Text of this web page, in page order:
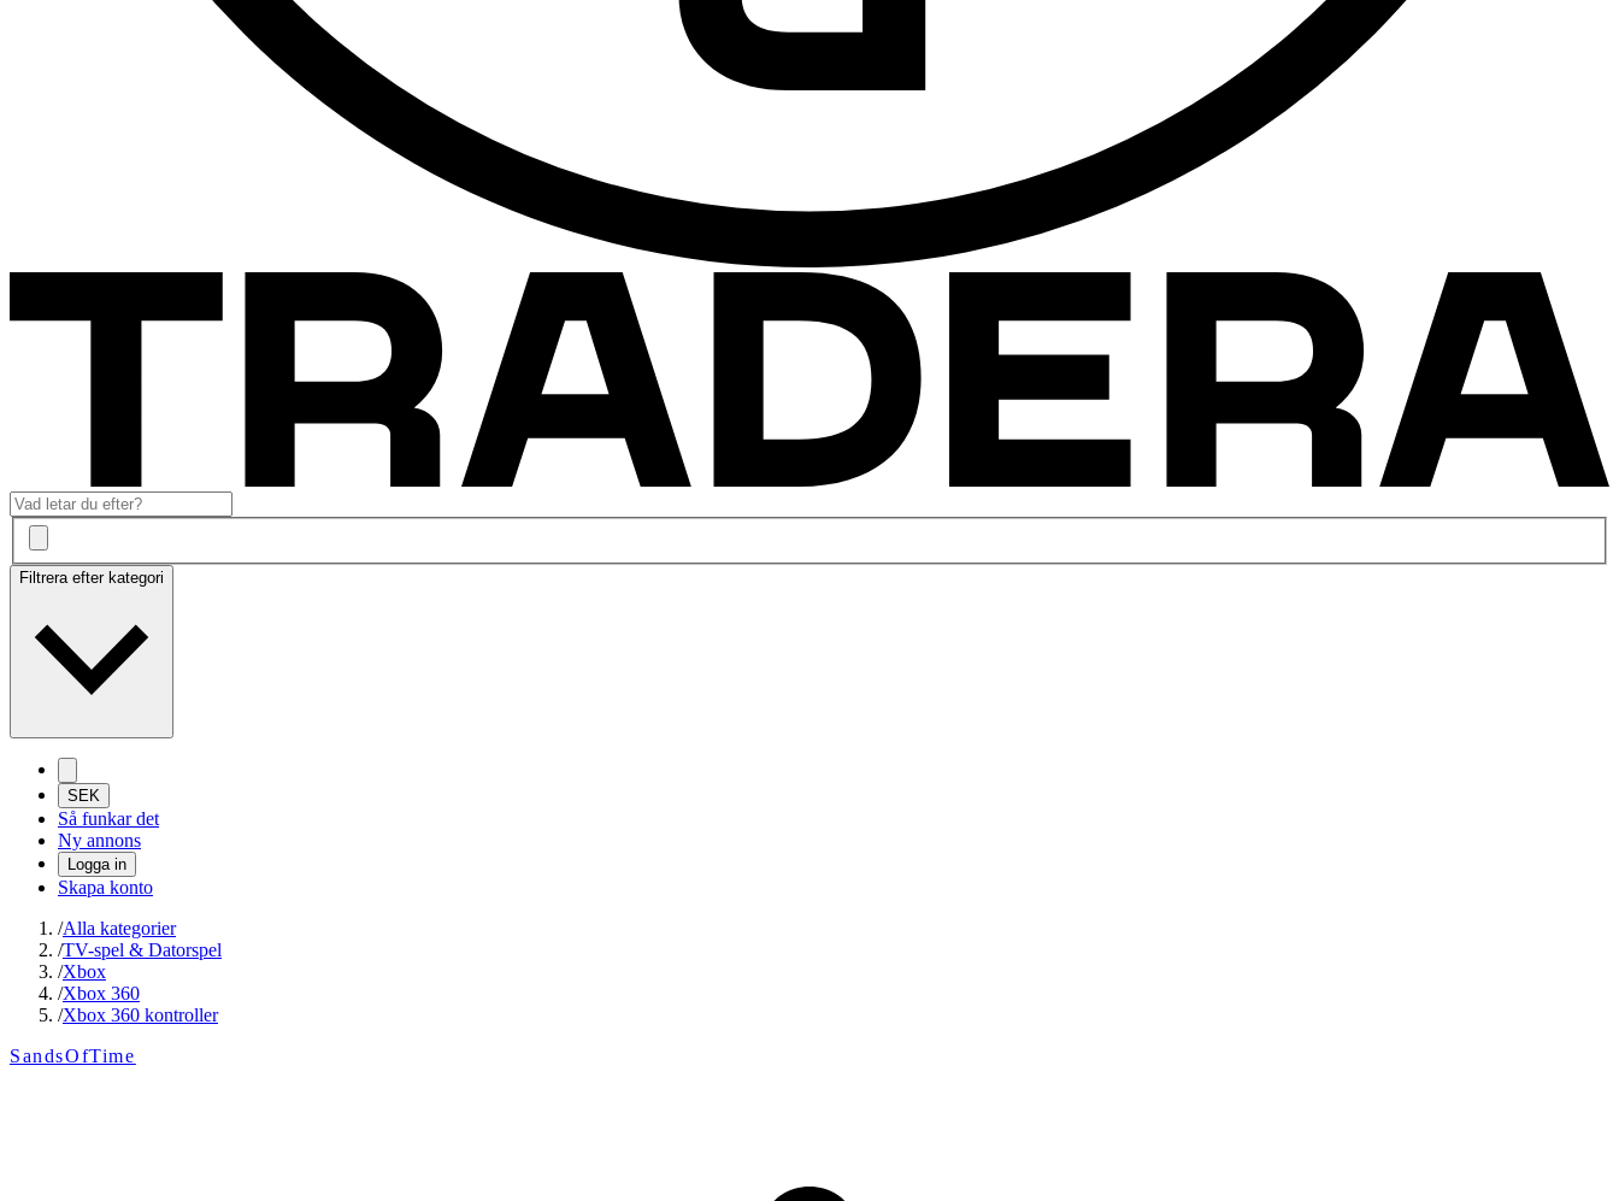
Filtrera efter kategori
SEK
Så funkar det
Ny annons
Logga in
Skapa konto
/Alla kategorier
/TV-spel & Datorspel
/Xbox
/Xbox 360
/Xbox 360 kontroller
SandsOfTime